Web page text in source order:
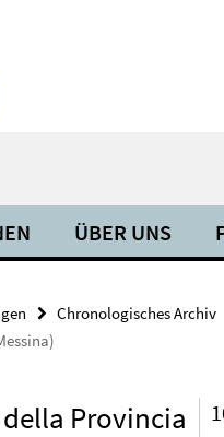
ÜBER UNS
Chronologisches Archiv
Provincia